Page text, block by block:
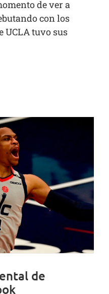
de ver a
con los
UCLA tuvo sus
de